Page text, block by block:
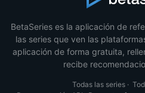
BetaSeries es la aplicación de
las series que ven las
aplicación de forma gratuita,
recibe
Todas las series·